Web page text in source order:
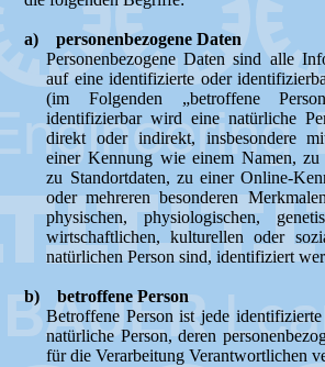
a) personenbezogene Daten
Personenbezogene Daten sind alle
auf eine identifizierte oder
(im Folgenden „betroffene
identifizierbar wird eine natürliche
direkt oder indirekt, insbesondere
einer Kennung wie einem Namen, zu
zu Standortdaten, zu einer Online-
oder mehreren besonderen
physischen, physiologischen,
wirtschaftlichen, kulturellen oder
natürlichen Person sind, identifiziert
b) betroffene Person
Betroffene Person ist jede
natürliche Person, deren
für die Verarbeitung Verantwortlichen